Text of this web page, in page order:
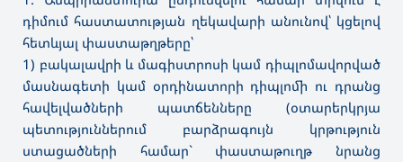
դիմում հաստատության ղեկավարի անունով՝ կցելով
հետևյալ փաստաթղթերը՝
1) բակալավրի և մագիստրոսի կամ դիպլոմավորված
մասնագետի կամ օրդինատորի դիպլոմի ու դրանց
հավելվածների պատճենները (օտարերկրյա
պետություններում բարձրագույն կրթություն
ստացածների համար` փաստաթուղթ նրանց